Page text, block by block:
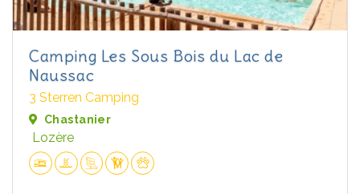
Camping Les Sous Bois du Lac de
Naussac
3 Sterren Camping
Chastanier
Lozère